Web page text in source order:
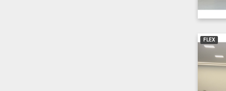
FLEX